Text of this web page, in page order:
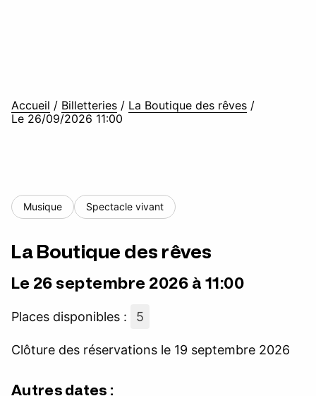
Accueil / Billetteries / La Boutique des rêves /
Le 26/09/2026 11:00
Musique Spectacle vivant
La Boutique des rêves
Le 26 septembre 2026 à 11:00
Places disponibles : 5
Clôture des réservations le 19 septembre 2026
Autres dates :